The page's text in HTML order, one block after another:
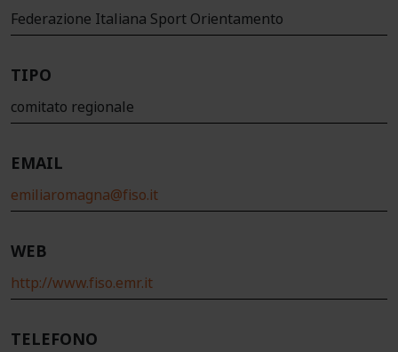
Federazione Italiana Sport Orientamento
TIPO
comitato regionale
EMAIL
emiliaromagna@fiso.it
WEB
http://www.fiso.emr.it
TELEFONO